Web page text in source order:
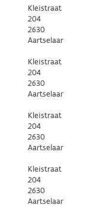
Kleistraat
204
2630
Aartselaar
Kleistraat
204
2630
Aartselaar
Kleistraat
204
2630
Aartselaar
Kleistraat
204
2630
Aartselaar